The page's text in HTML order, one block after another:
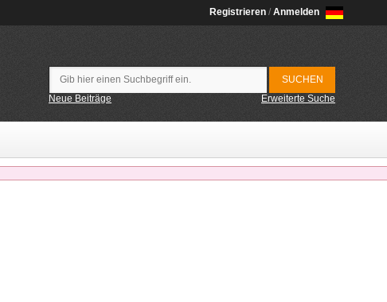
Registrieren / Anmelden
Neue Beiträge Erweiterte Suche